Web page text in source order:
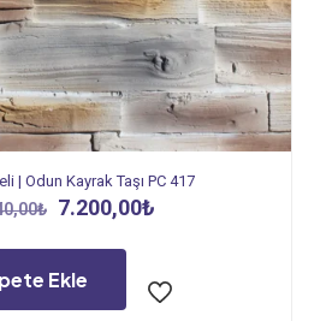
| Odun Kayrak Taşı PC 417
₺ Orijinal
8.640,00₺.
7.200,00₺
Ekle